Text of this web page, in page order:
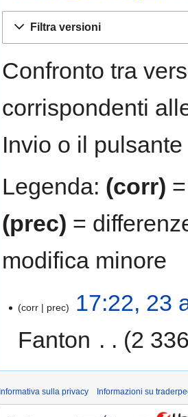
Filtra versioni
Confronto tra
corrispondenti
Invio o il
Legenda: (corr)
(prec) =
modifica minore
corr prec
17:22, 23
Fanton
2
Informativa sulla privacy Informazioni su